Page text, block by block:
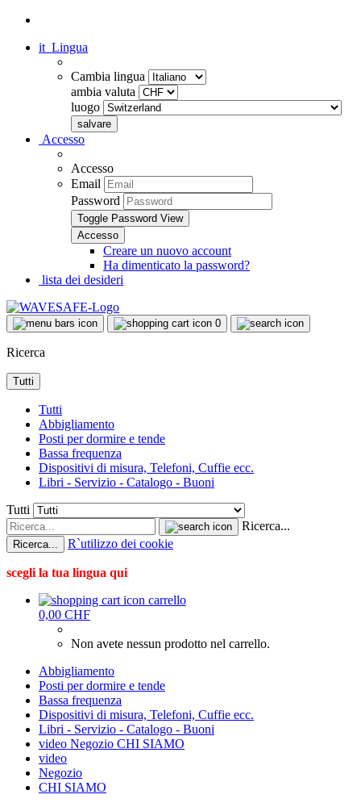
it Lingua
Cambia lingua
ambia valuta
luogo
Accesso
Accesso
Email
Password
Toggle Password View
Creare un nuovo account
Ha dimenticato la password?
lista dei desideri
0
Ricerca
Tutti
Tutti
Abbigliamento
Posti per dormire e tende
Bassa frequenza
Dispositivi di misura, Telefoni, Cuffie ecc.
Libri - Servizio - Catalogo - Buoni
Tutti
Ricerca...
Ricerca... R`utilizzo dei cookie
scegli la tua lingua qui
carrello
0,00 CHF
Non avete nessun prodotto nel carrello.
Abbigliamento
Posti per dormire e tende
Bassa frequenza
Dispositivi di misura, Telefoni, Cuffie ecc.
Libri - Servizio - Catalogo - Buoni
video Negozio CHI SIAMO
video
Negozio
CHI SIAMO